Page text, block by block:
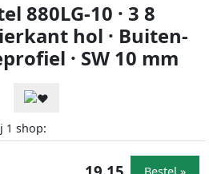
880LG-10 · 3 8
hol · Buiten-
· SW 10 mm
1 shop: